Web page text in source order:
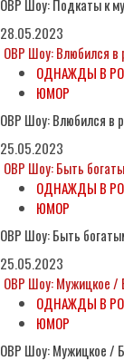
ОВР Шоу: Подкаты к
28.05.2023
ОВР Шоу: Влюбился в
ОДНАЖДЫ В
ЮМОР
ОВР Шоу: Влюбился в
25.05.2023
ОВР Шоу: Быть
ОДНАЖДЫ В
ЮМОР
ОВР Шоу: Быть
25.05.2023
ОВР Шоу: Мужицкое /
ОДНАЖДЫ В
ЮМОР
ОВР Шоу: Мужицкое /